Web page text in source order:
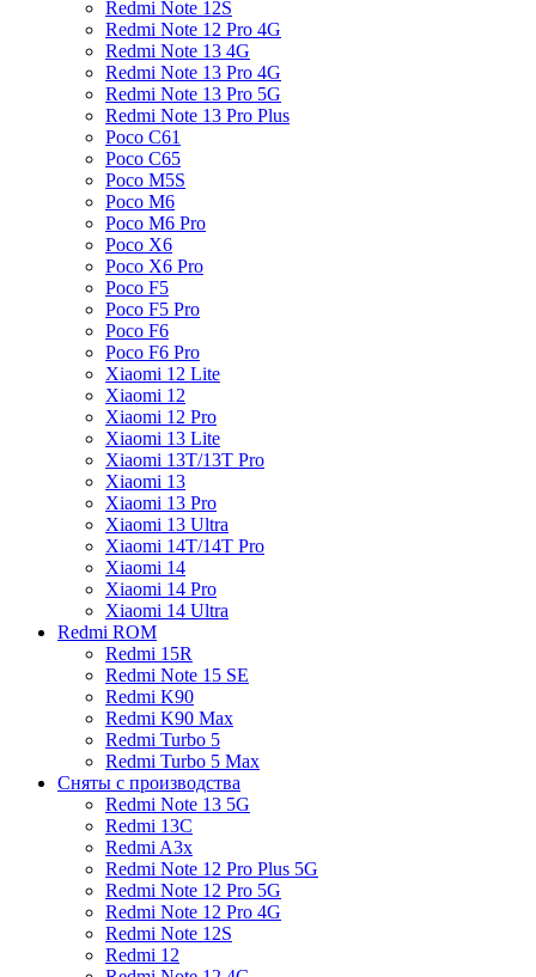
Redmi Note 12S
Redmi Note 12 Pro 4G
Redmi Note 13 4G
Redmi Note 13 Pro 4G
Redmi Note 13 Pro 5G
Redmi Note 13 Pro Plus
Poco C61
Poco C65
Poco M5S
Poco M6
Poco M6 Pro
Poco X6
Poco X6 Pro
Poco F5
Poco F5 Pro
Poco F6
Poco F6 Pro
Xiaomi 12 Lite
Xiaomi 12
Xiaomi 12 Pro
Xiaomi 13 Lite
Xiaomi 13T/13T Pro
Xiaomi 13
Xiaomi 13 Pro
Xiaomi 13 Ultra
Xiaomi 14T/14T Pro
Xiaomi 14
Xiaomi 14 Pro
Xiaomi 14 Ultra
Redmi ROM
Redmi 15R
Redmi Note 15 SE
Redmi K90
Redmi K90 Max
Redmi Turbo 5
Redmi Turbo 5 Max
Сняты с производства
Redmi Note 13 5G
Redmi 13C
Redmi A3x
Redmi Note 12 Pro Plus 5G
Redmi Note 12 Pro 5G
Redmi Note 12 Pro 4G
Redmi Note 12S
Redmi 12